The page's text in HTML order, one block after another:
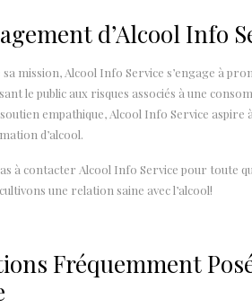
d’Alcool Info
mission, Alcool Info Service s’engage à
le public aux risques associés à une
empathique, Alcool Info Service aspire
d’alcool.
à contacter Alcool Info Service pour toute
une relation saine avec l’alcool!
Fréquemment